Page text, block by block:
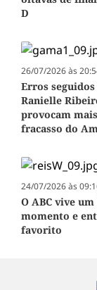
D
26/07/2026 às
Erros seguidos
Ranielle
provocam
fracasso do
24/07/2026 às
O ABC vive
momento e
favorito